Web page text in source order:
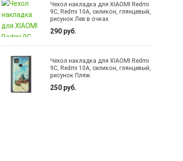
Чехол накладка для XIAOMI Redmi
9C, Redmi 10A, силикон, глянцевый,
рисунок Лев в очках
290 руб.
Чехол накладка для XIAOMI Redmi
9C, Redmi 10A, силикон, глянцевый,
рисунок Пляж
250 руб.